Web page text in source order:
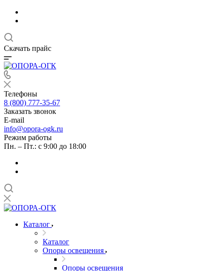
Скачать прайс
Телефоны
8 (800) 777-35-67
Заказать звонок
E-mail
info@opora-ogk.ru
Режим работы
Пн. – Пт.: с 9:00 до 18:00
Каталог
Каталог
Опоры освещения
Опоры освещения